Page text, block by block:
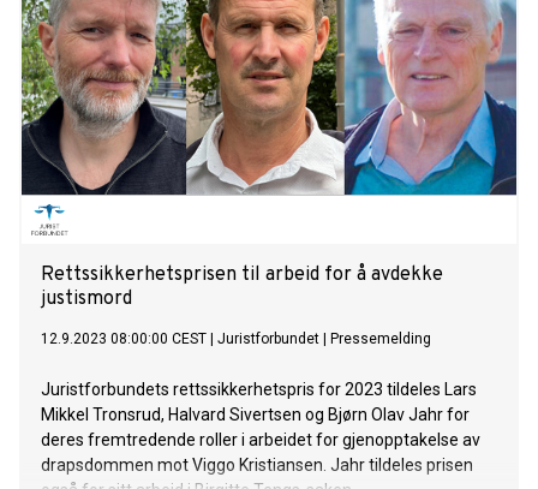
Rettssikkerhetsprisen til arbeid for å avdekke
justismord
12.9.2023 08:00:00 CEST Juristforbundet Pressemelding
Juristforbundets rettssikkerhetspris for 2023 tildeles Lars
Mikkel Tronsrud, Halvard Sivertsen og Bjørn Olav Jahr for
deres fremtredende roller i arbeidet for gjenopptakelse av
drapsdommen mot Viggo Kristiansen. Jahr tildeles prisen